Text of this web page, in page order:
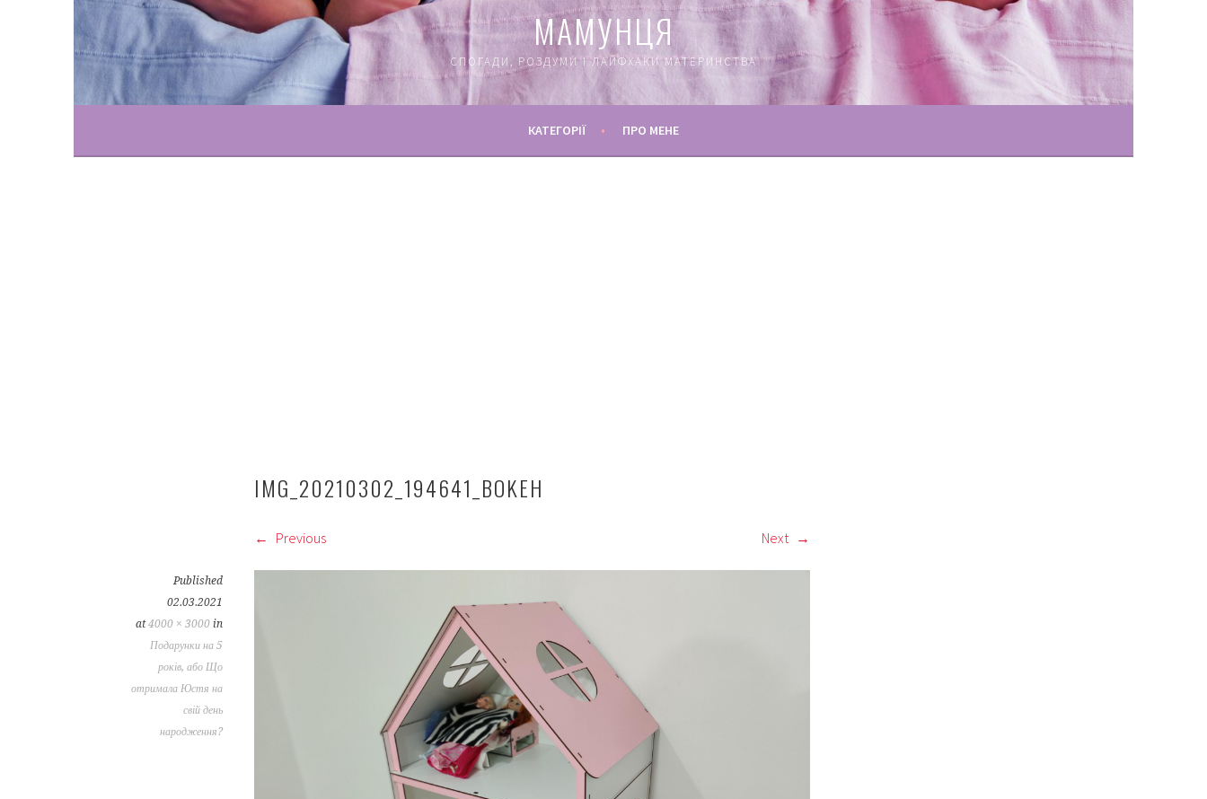
МАМУНЦЯ
СПОГАДИ, РОЗДУМИ І ЛАЙФХАКИ МАТЕРИНСТВА
КАТЕГОРІЇ ПРО МЕНЕ
IMG_20210302_194641_BOKEH
Previous Next
Published
02.03.2021
at4000 × 3000 in
Подарунки на 5
років, або Що
отримала Юстя на
свій день
народження?